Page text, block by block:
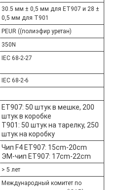
30.5 мм ± 0,5 мм для ET907 и 28 ±
0,5 мм для T901
PEUR ((полиэфир уретан)
350N
IEC 68-2-27
IEC 68-2-6
ET907: 50 штук в мешке, 200
штук в коробке
T901: 50 штук на тарелку, 250
штук на коробку
Чип F4 ET907: 15cm-20cm
ЭМ-чип ET907: 17cm-22cm
> 5 лет
Международный комитет по